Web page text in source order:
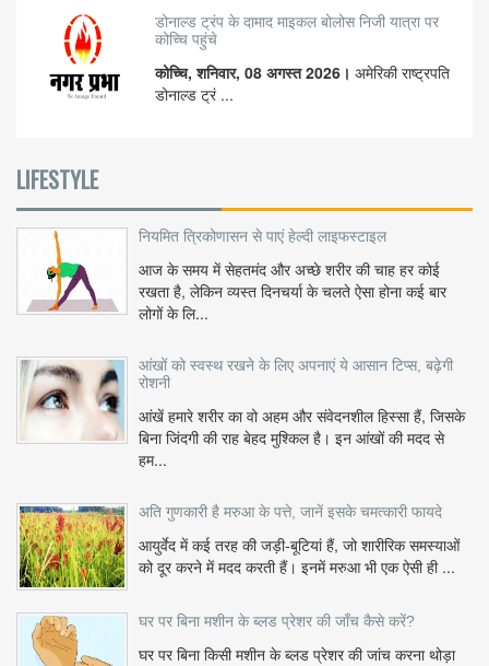
डोनाल्ड ट्रंप के दामाद माइकल बोलोस निजी यात्रा पर
कोच्चि पहुंचे
कोच्चि, शनिवार, 08 अगस्त 2026। अमेरिकी राष्ट्रपति
डोनाल्ड ट्रं ...
LIFESTYLE
नियमित त्रिकोणासन से पाएं हेल्दी लाइफस्टाइल
आज के समय में सेहतमंद और अच्छे शरीर की चाह हर कोई
रखता है, लेकिन व्यस्त दिनचर्या के चलते ऐसा होना कई बार
लोगों के लि...
आंखों को स्वस्थ रखने के लिए अपनाएं ये आसान टिप्स, बढ़ेगी
रोशनी
आंखें हमारे शरीर का वो अहम और संवेदनशील हिस्सा हैं, जिसके
बिना जिंदगी की राह बेहद मुश्किल है। इन आंखों की मदद से
हम...
अति गुणकारी है मरुआ के पत्ते, जानें इसके चमत्कारी फायदे
आयुर्वेद में कई तरह की जड़ी-बूटियां हैं, जो शारीरिक समस्याओं
को दूर करने में मदद करती हैं। इनमें मरुआ भी एक ऐसी ही ...
घर पर बिना मशीन के ब्लड प्रेशर की जाँच कैसे करें?
घर पर बिना किसी मशीन के ब्लड प्रेशर की जांच करना थोड़ा